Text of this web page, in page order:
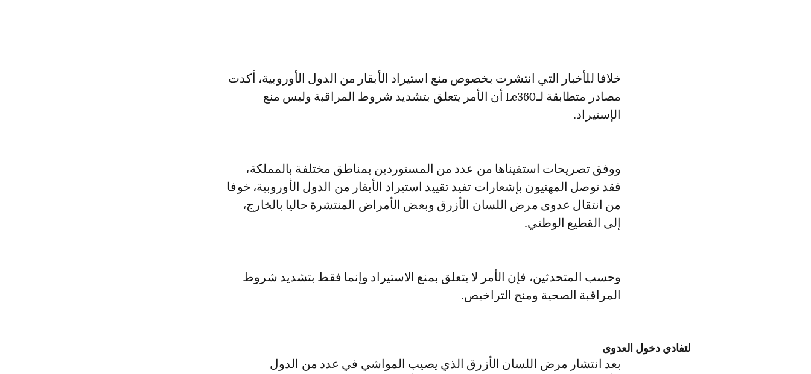
خلافا للأخبار التي انتشرت بخصوص منع استيراد الأبقار من الدول الأوروبية، أكدت
مصادر متطابقة لـLe360 أن الأمر يتعلق بتشديد شروط المراقبة وليس منع
الإستيراد.
ووفق تصريحات استقيناها من عدد من المستوردين بمناطق مختلفة بالمملكة،
فقد توصل المهنيون بإشعارات تفيد تقييد استيراد الأبقار من الدول الأوروبية، خوفا
من انتقال عدوى مرض اللسان الأزرق وبعض الأمراض المنتشرة حاليا بالخارج،
إلى القطيع الوطني.
وحسب المتحدثين، فإن الأمر لا يتعلق بمنع الاستيراد وإنما فقط بتشديد شروط
المراقبة الصحية ومنح التراخيص.
لتفادي دخول العدوى
بعد انتشار مرض اللسان الأزرق الذي يصيب المواشي في عدد من الدول